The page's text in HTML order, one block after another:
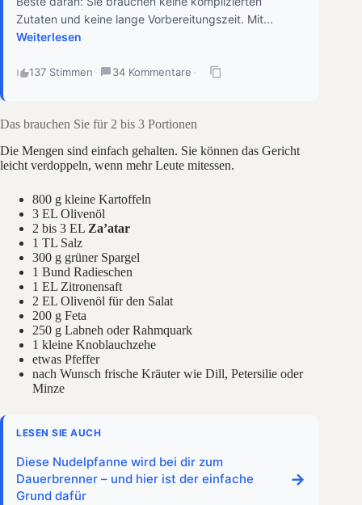
Zutaten und keine lange Vorbereitungszeit. Mit...
Weiterlesen
137 Stimmen · 34 Kommentare ·
Das brauchen Sie für 2 bis 3 Portionen
Die Mengen sind einfach gehalten. Sie können das Gericht
leicht verdoppeln, wenn mehr Leute mitessen.
800 g kleine Kartoffeln
3 EL Olivenöl
2 bis 3 EL Za’atar
1 TL Salz
300 g grüner Spargel
1 Bund Radieschen
1 EL Zitronensaft
2 EL Olivenöl für den Salat
200 g Feta
250 g Labneh oder Rahmquark
1 kleine Knoblauchzehe
etwas Pfeffer
nach Wunsch frische Kräuter wie Dill, Petersilie oder
Minze
LESEN SIE AUCH
Diese Nudelpfanne wird bei dir zum
Dauerbrenner – und hier ist der einfache
Grund dafür
→